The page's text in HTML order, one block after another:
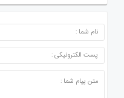
ارسال دیدگاه